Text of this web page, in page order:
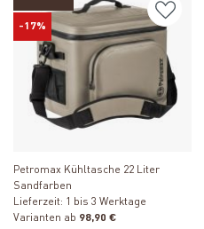
-17%
Petromax Kühltasche 22 Liter
Sandfarben
Lieferzeit: 1 bis 3 Werktage
Varianten ab 98,90 €